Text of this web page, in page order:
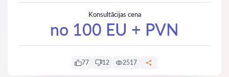
Konsultācijas cena
no 100 EU + PVN
77 12 2517